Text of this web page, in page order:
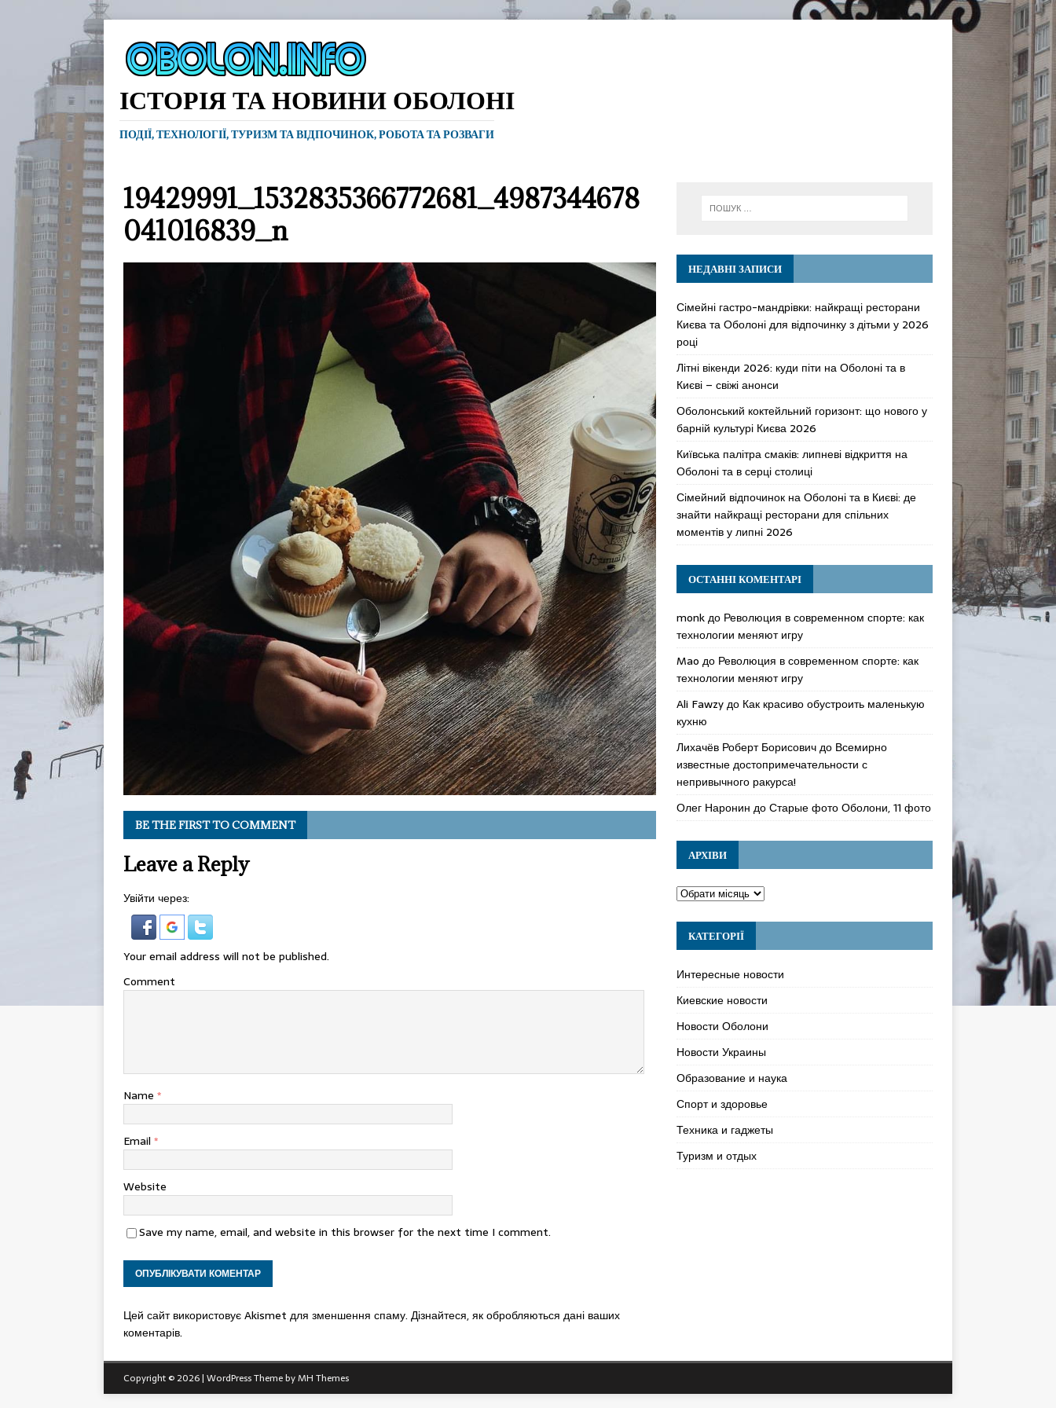
ІСТОРІЯ ТА НОВИНИ ОБОЛОНІ
ПОДІЇ, ТЕХНОЛОГІЇ, ТУРИЗМ ТА ВІДПОЧИНОК, РОБОТА ТА РОЗВАГИ
19429991_1532835366772681_4987344678
041016839_n
BE THE FIRST TO COMMENT
Leave a Reply
Увійти через:
Your email address will not be published.
Comment
Name *
Email *
Website
Save my name, email, and website in this browser for the next time I comment.
Цей сайт використовує Akismet для зменшення спаму. Дізнайтеся, як обробляються дані ваших
коментарів.
НЕДАВНІ ЗАПИСИ
Сімейні гастро-мандрівки: найкращі ресторани
Києва та Оболоні для відпочинку з дітьми у 2026
році
Літні вікенди 2026: куди піти на Оболоні та в
Києві – свіжі анонси
Оболонський коктейльний горизонт: що нового у
барній культурі Києва 2026
Київська палітра смаків: липневі відкриття на
Оболоні та в серці столиці
Сімейний відпочинок на Оболоні та в Києві: де
знайти найкращі ресторани для спільних
моментів у липні 2026
ОСТАННІ КОМЕНТАРІ
monkдо Революция в современном спорте: как
технологии меняют игру
Mao до Революция в современном спорте: как
технологии меняют игру
Ali Fawzyдо Как красиво обустроить маленькую
кухню
Лихачёв Роберт Борисовичдо Всемирно
известные достопримечательности с
непривычного ракурса!
Олег Наронин доСтарые фото Оболони, 11 фото
АРХІВИ
КАТЕГОРІЇ
Интересные новости
Киевские новости
Новости Оболони
Новости Украины
Образование и наука
Спорт и здоровье
Техника и гаджеты
Туризм и отдых
Copyright © 2026 | WordPress Theme byMH Themes